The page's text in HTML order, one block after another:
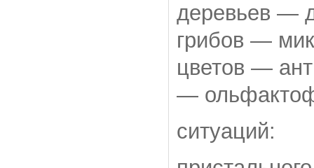
деревьев —
грибов —
цветов —
—
ситуаций: